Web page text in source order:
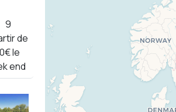
9
de
le
end
?
votre établissement